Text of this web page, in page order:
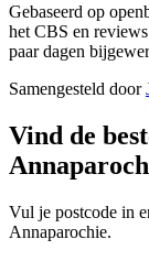
Gebaseerd op
het CBS en
paar dagen
Samengesteld door
Vind de
Vul je postcode in
Annaparochie.